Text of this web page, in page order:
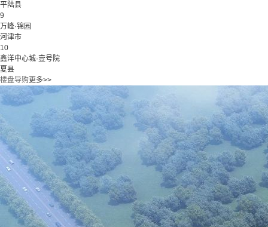
平陆县
9
万峰·锦园
河津市
10
鑫洋中心城·壹号院
夏县
楼盘导购更多>>